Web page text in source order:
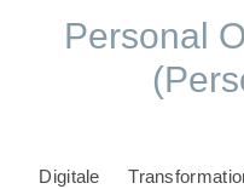
Personal
Digitale